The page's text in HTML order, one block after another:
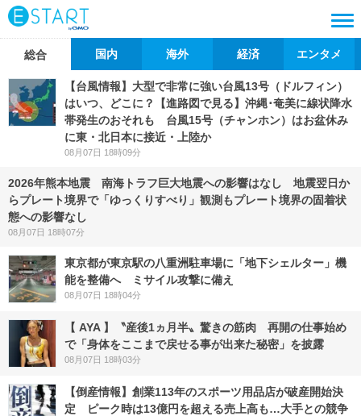
総合 国内 海外 経済 エンタメ
【台風情報】大型で非常に強い台風13号（ドルフィン）
はいつ、どこに？【進路図で見る】沖縄･奄美に線状降水
帯発生のおそれも 台風15号（チャンホン）はお盆休み
に東・北日本に接近・上陸か
08月07日 18時09分
2026年熊本地震 南海トラフ巨大地震への影響はなし 地震翌日か
らプレート境界で「ゆっくりすべり」観測もプレート境界の固着状
態への影響なし
08月07日 18時07分
東京都が東京駅の八重洲駐車場に「地下シェルター」機
能を整備へ ミサイル攻撃に備え
08月07日 18時04分
【 AYA 】〝産後1ヵ月半〟驚きの筋肉 再開の仕事始め
で「身体をここまで戻せる事が出来た秘密」を披露
08月07日 18時03分
【倒産情報】創業113年のスポーツ用品店が破産開始決
定 ピーク時は13億円を超える売上高も…大手との競争